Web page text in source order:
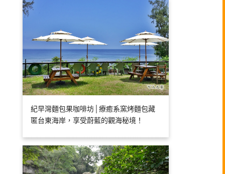
紀早灣麵包果咖啡坊│療癒系窯烤麵包藏
匿台東海岸，享受蔚藍的觀海秘境！